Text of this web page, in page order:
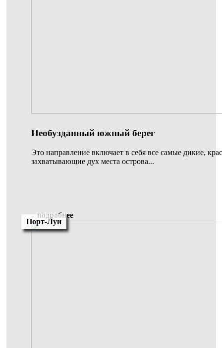
Необузданный южный берег
Это направление включает в себя все самые дикие,
захватывающие дух места острова...
подробнее
Порт-Луи